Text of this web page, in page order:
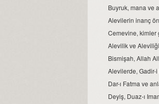
Buyruk, mana ve
Alevilerin inanç
Cemevine, kimler
Alevilik ve Aleviliğin
Bismişah, Allah
Alevilerde, Gadir-i
Dar-ı Fatma ve
Deyiş, Duaz-ı